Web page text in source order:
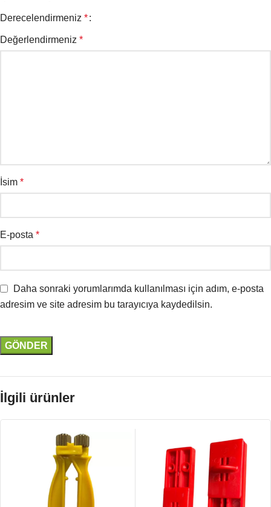
Derecelendirmeniz *
Değerlendirmeniz *
İsim *
E-posta *
Daha sonraki yorumlarımda kullanılması için adım, e-posta
adresim ve site adresim bu tarayıcıya kaydedilsin.
İlgili ürünler